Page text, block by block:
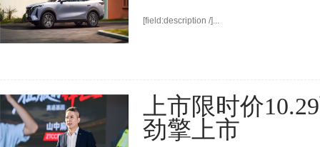
[field:description /]...
上市限时价
劲擎上市